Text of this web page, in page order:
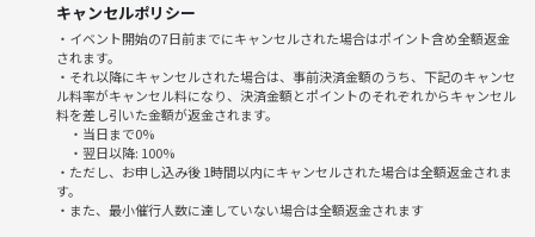
山下公園では大桟橋の時とは違った角度から見えるみなとみらいや停泊
している船舶が撮れますよ
山下公園を後にし、外人墓地のある高台から見る夜景はデートスポット
になるほど有名ですね♪
こちらで解散となります☆彡
（所要時間：2時間前後）
スマホでも可ですが使い方は私は分かりません(;^_^A
キャンセルポリシー
・イベント開始の7日前までにキャンセルされた場合はポイント含め全額返金
されます。
・それ以降にキャンセルされた場合は、事前決済金額のうち、下記のキャンセ
ル料率がキャンセル料になり、決済金額とポイントのそれぞれからキャンセル
料を差し引いた金額が返金されます。
・当日まで0%
・翌日以降: 100%
・ただし、お申し込み後 1時間以内にキャンセルされた場合は全額返金されま
す。
・また、最小催行人数に達していない場合は全額返金されます